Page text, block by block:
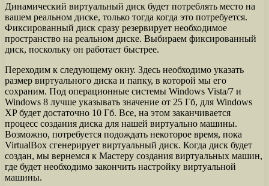
Динамический виртуальный диск будет потреблять место на
вашем реальном диске, только тогда когда это потребуется.
Фиксированный диск сразу резервирует необходимое
пространство на реальном диске. Выбираем фиксированный
диск, поскольку он работает быстрее.
Переходим к следующему окну. Здесь необходимо указать
размер виртуального диска и папку, в которой мы его
сохраним. Под операционные системы Windows Vista/7 и
Windows 8 лучше указывать значение от 25 Гб, для Windows
XP будет достаточно 10 Гб. Все, на этом заканчивается
процесс создания диска для нашей виртуально машины.
Возможно, потребуется подождать некоторое время, пока
VirtualBox сгенерирует виртуальный диск. Когда диск будет
создан, мы вернемся к Мастеру создания виртуальных машин,
где будет необходимо закончить настройку виртуальной
машины.